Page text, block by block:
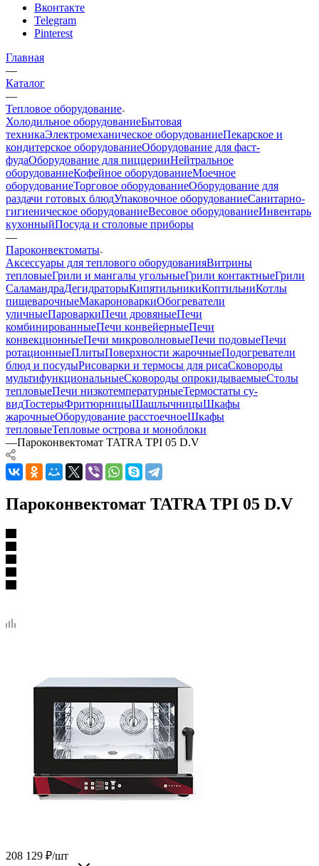
Вконтакте
Telegram
Pinterest
Главная
—
Каталог
—
Тепловое оборудование
Холодильное оборудованиеБытовая
техникаЭлектромеханическое оборудованиеПекарское и
кондитерское оборудованиеОборудование для фаст-
фудаОборудование для пиццерииНейтральное
оборудованиеКофейное оборудованиеМоечное
оборудованиеТорговое оборудованиеОборудование для
раздачи готовых блюдУпаковочное оборудованиеСанитарно-
гигиеническое оборудованиеВесовое оборудованиеИнвентарь
кухонныйПосуда и столовые приборы
—
Пароконвектоматы
Аксессуары для теплового оборудованияВитрины
тепловыеГрили и мангалы угольныеГрили контактныеГрили
СаламандраДегидраторыКипятильникиКоптильниКотлы
пищеварочныеМакароноваркиОбогреватели
уличныеПароваркиПечи дровяныеПечи
комбинированныеПечи конвейерныеПечи
конвекционныеПечи микроволновыеПечи подовыеПечи
ротационныеПлитыПоверхности жарочныеПодогреватели
блюд и посудыРисоварки и термосы для рисаСковороды
мультифункциональныеСковороды опрокидываемыеСтолы
тепловыеПечи низкотемпературныеТермостаты су-
видТостерыФритюрницыШашлычницыШкафы
жарочныеОборудование расстоечноеШкафы
тепловыеТепловые острова и моноблоки
—Пароконвектомат TATRA TPI 05 D.V
Пароконвектомат TATRA TPI 05 D.V
208 129 ₽/шт